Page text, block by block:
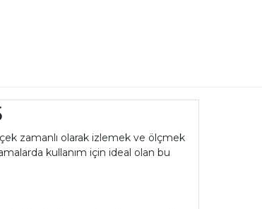
zamanlı olarak izlemek ve ölçmek
kullanım için ideal olan bu